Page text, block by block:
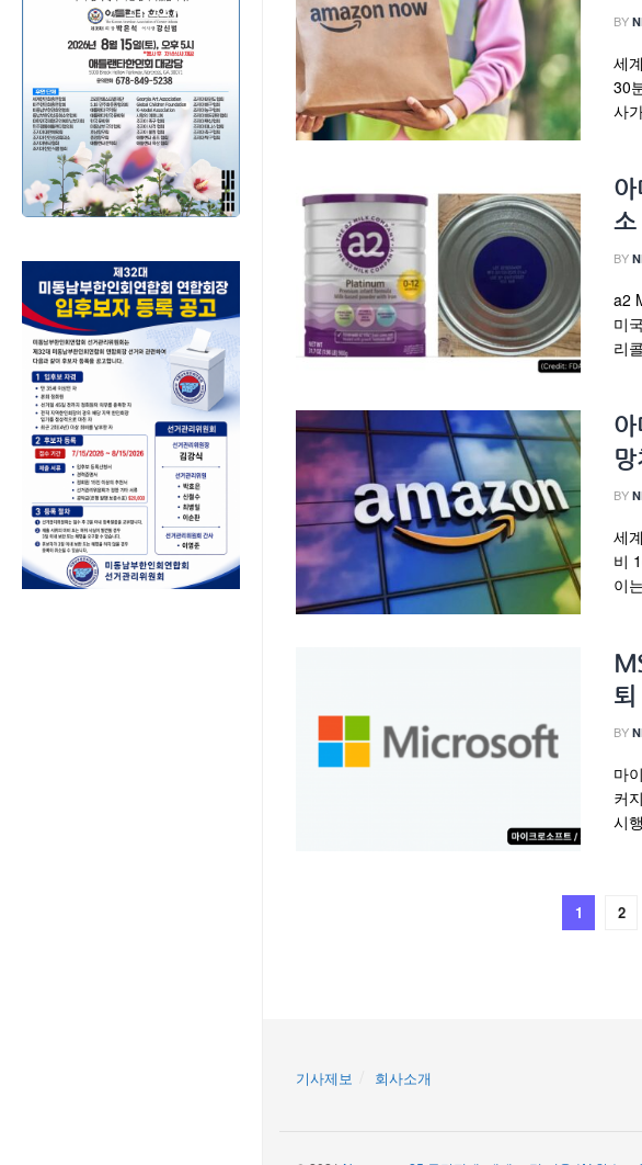
BY
세
30
사
아
소
BY
a2
미
리
BY
세
비
이
퇴
BY
마
커
시
1 2
기사제보 회사소개